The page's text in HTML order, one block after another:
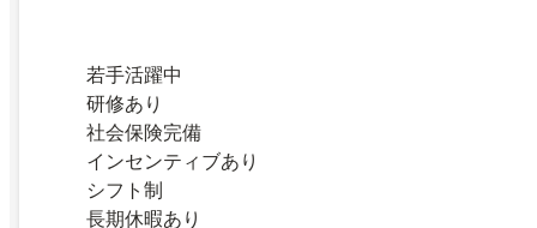
若手活躍中
研修あり
社会保険完備
インセンティブあり
シフト制
長期休暇あり